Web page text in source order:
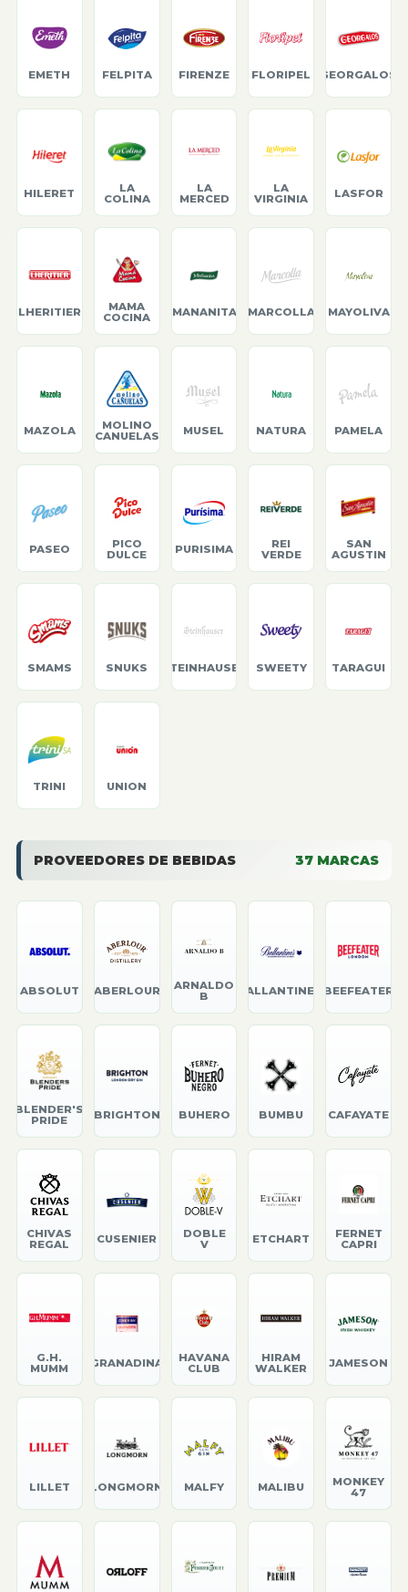
EMETH FELPITA FIRENZE FLORIPEL GEORGALOS
HILERET
LA
COLINA
LA
MERCED
LA
VIRGINIA
LASFOR
LHERITIER
MAMA
COCINA
MANANITA MARCOLLA MAYOLIVA
MAZOLA
MOLINO
CANUELAS
MUSEL NATURA PAMELA
PASEO
PICO
DULCE
PURISIMA
REI
VERDE
SAN
AGUSTIN
SMAMS SNUKS STEINHAUSER SWEETY TARAGUI
TRINI UNION
PROVEEDORES DE BEBIDAS 37 MARCAS
ABSOLUT ABERLOUR
ARNALDO
B
BALLANTINE'S BEEFEATER
BLENDER'S
PRIDE
BRIGHTON BUHERO BUMBU CAFAYATE
CHIVAS
REGAL
CUSENIER
DOBLE
V
ETCHART
FERNET
CAPRI
G.H.
MUMM
GRANADINA
HAVANA
CLUB
HIRAM
WALKER
JAMESON
LILLET LONGMORN MALFY MALIBU
MONKEY
47